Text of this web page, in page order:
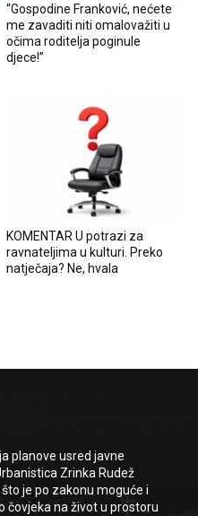
“Gospodine Franković, nećete
me zavaditi niti omalovažiti u
očima roditelja poginule
djece!”
KOMENTAR U potrazi za
ravnateljima u kulturi. Preko
natječaja? Ne, hvala
planove usred javne
Zrinka Rudež
je po zakonu moguće i
čovjeka na život u prostoru